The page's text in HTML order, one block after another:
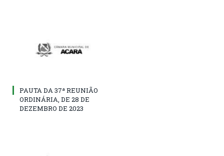
PAUTA DA 37ª REUNIÃO
ORDINÁRIA, DE 28 DE
DEZEMBRO DE 2023